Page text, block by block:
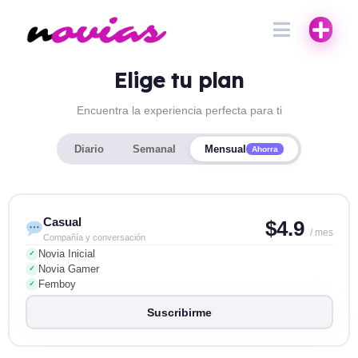
Elige tu plan
Encuentra la experiencia perfecta para ti
Diario Semanal Mensual Ahorra
Casual
Compañía y conversación $4.9 / mes
✓ Novia Inicial
✓ Novia Gamer
✓ Femboy
Suscribirme